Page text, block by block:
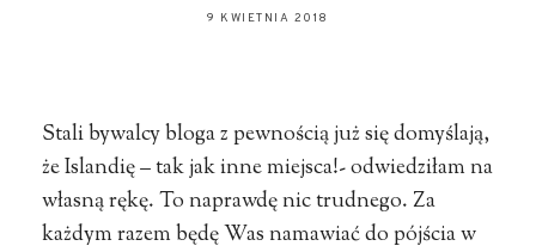
9 KWIETNIA 2018
Stali bywalcy bloga z pewnością już się domyślają,
że Islandię – tak jak inne miejsca!- odwiedziłam na
własną rękę. To naprawdę nic trudnego. Za
każdym razem będę Was namawiać do pójścia w